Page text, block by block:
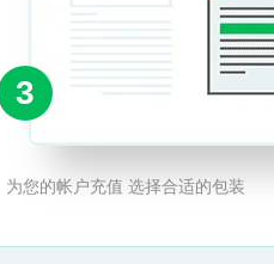
3
为您的帐户充值 选择合适的包装